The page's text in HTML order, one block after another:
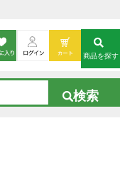
商品を探す